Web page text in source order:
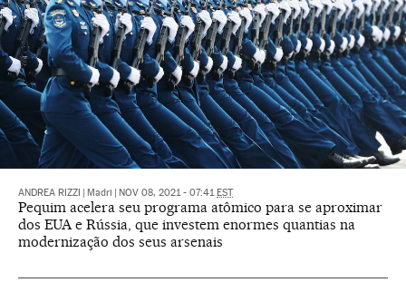
ANDREA RIZZI Madri NOV 08, 2021 - 07:41 EST
Pequim acelera seu programa atômico para se aproximar
dos EUA e Rússia, que investem enormes quantias na
modernização dos seus arsenais